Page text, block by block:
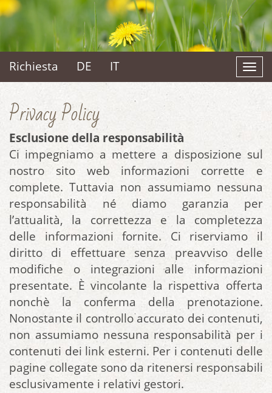
Richiesta DE IT
Privacy Policy
Esclusione della responsabilità
Ci impegniamo a mettere a disposizione sul
nostro sito web informazioni corrette e
complete. Tuttavia non assumiamo nessuna
responsabilità né diamo garanzia per
l’attualità, la correttezza e la completezza
delle informazioni fornite. Ci riserviamo il
diritto di effettuare senza preavviso delle
modifiche o integrazioni alle informazioni
presentate. È vincolante la rispettiva offerta
nonchè la conferma della prenotazione.
Nonostante il controllo accurato dei contenuti,
non assumiamo nessuna responsabilità per i
contenuti dei link esterni. Per i contenuti delle
pagine collegate sono da ritenersi responsabili
esclusivamente i relativi gestori.